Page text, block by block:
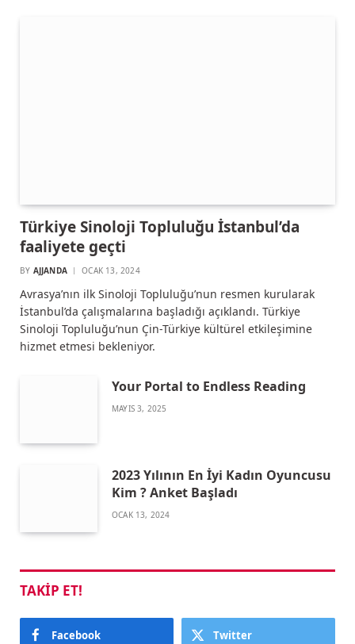
Türkiye Sinoloji Topluluğu İstanbul’da
faaliyete geçti
BY AJJANDA OCAK 13, 2024
Avrasya’nın ilk Sinoloji Topluluğu’nun resmen kurularak
İstanbul’da çalışmalarına başladığı açıklandı. Türkiye
Sinoloji Topluluğu’nun Çin-Türkiye kültürel etkileşimine
hizmet etmesi bekleniyor.
Your Portal to Endless Reading
MAYIS 3, 2025
2023 Yılının En İyi Kadın Oyuncusu
Kim ? Anket Başladı
OCAK 13, 2024
TAKIP ET!
Facebook Twitter